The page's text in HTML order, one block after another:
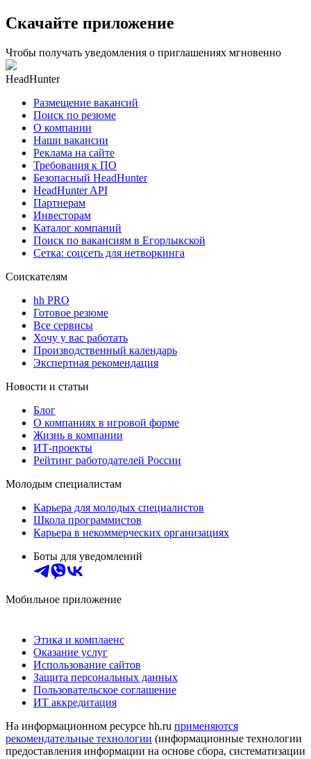
Скачайте приложение
Чтобы получать уведомления о приглашениях мгновенно
HeadHunter
Размещение вакансий
Поиск по резюме
О компании
Наши вакансии
Реклама на сайте
Требования к ПО
Безопасный HeadHunter
HeadHunter API
Партнерам
Инвесторам
Каталог компаний
Поиск по вакансиям в Егорлыкской
Сетка: соцсеть для нетворкинга
Соискателям
hh PRO
Готовое резюме
Все сервисы
Хочу у вас работать
Производственный календарь
Экспертная рекомендация
Новости и статьи
Блог
О компаниях в игровой форме
Жизнь в компании
ИТ-проекты
Рейтинг работодателей России
Молодым специалистам
Карьера для молодых специалистов
Школа программистов
Карьера в некоммерческих организациях
Боты для уведомлений
Мобильное приложение
Этика и комплаенс
Оказание услуг
Использование сайтов
Защита персональных данных
Пользовательское соглашение
ИТ аккредитация
На информационном ресурсе hh.ru применяются
рекомендательные технологии (информационные технологии
предоставления информации на основе сбора, систематизации